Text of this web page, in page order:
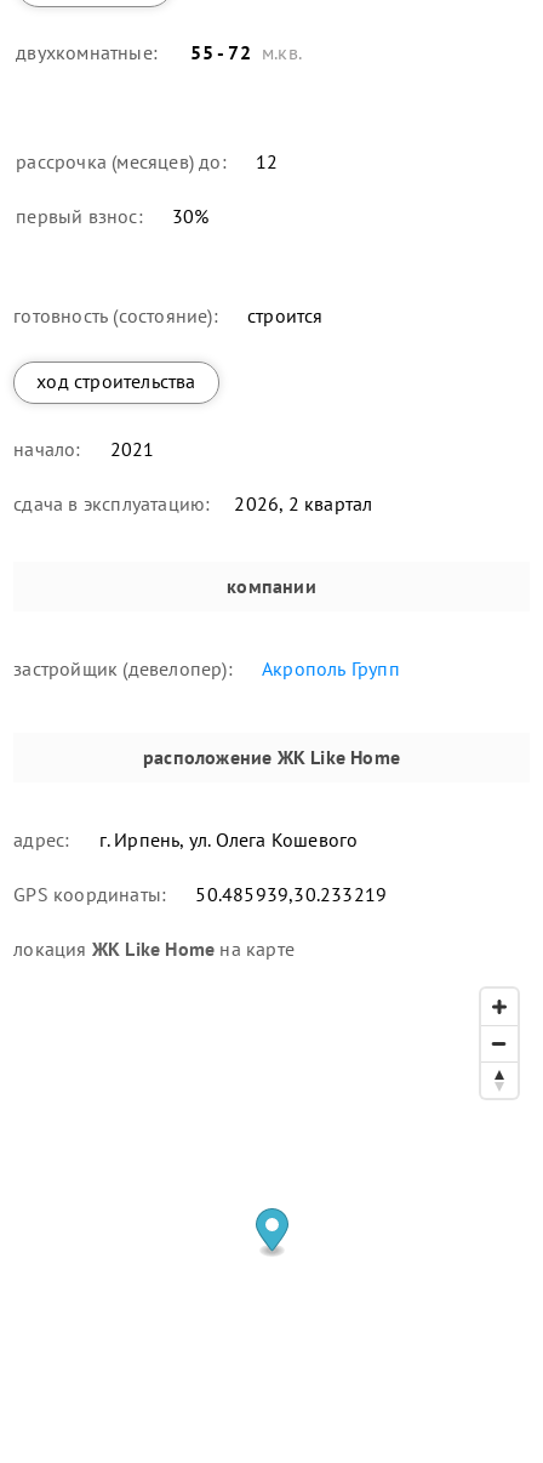
двухкомнатные: 55 - 72 м.кв.
рассрочка (месяцев) до: 12
первый взнос: 30%
готовность (состояние): строится
ход строительства
начало: 2021
сдача в эксплуатацию: 2026, 2 квартал
компании
застройщик (девелопер): Акрополь Групп
расположение ЖК Like Home
адрес: г. Ирпень, ул. Олега Кошевого
GPS координаты: 50.485939,30.233219
локация ЖК Like Home на карте